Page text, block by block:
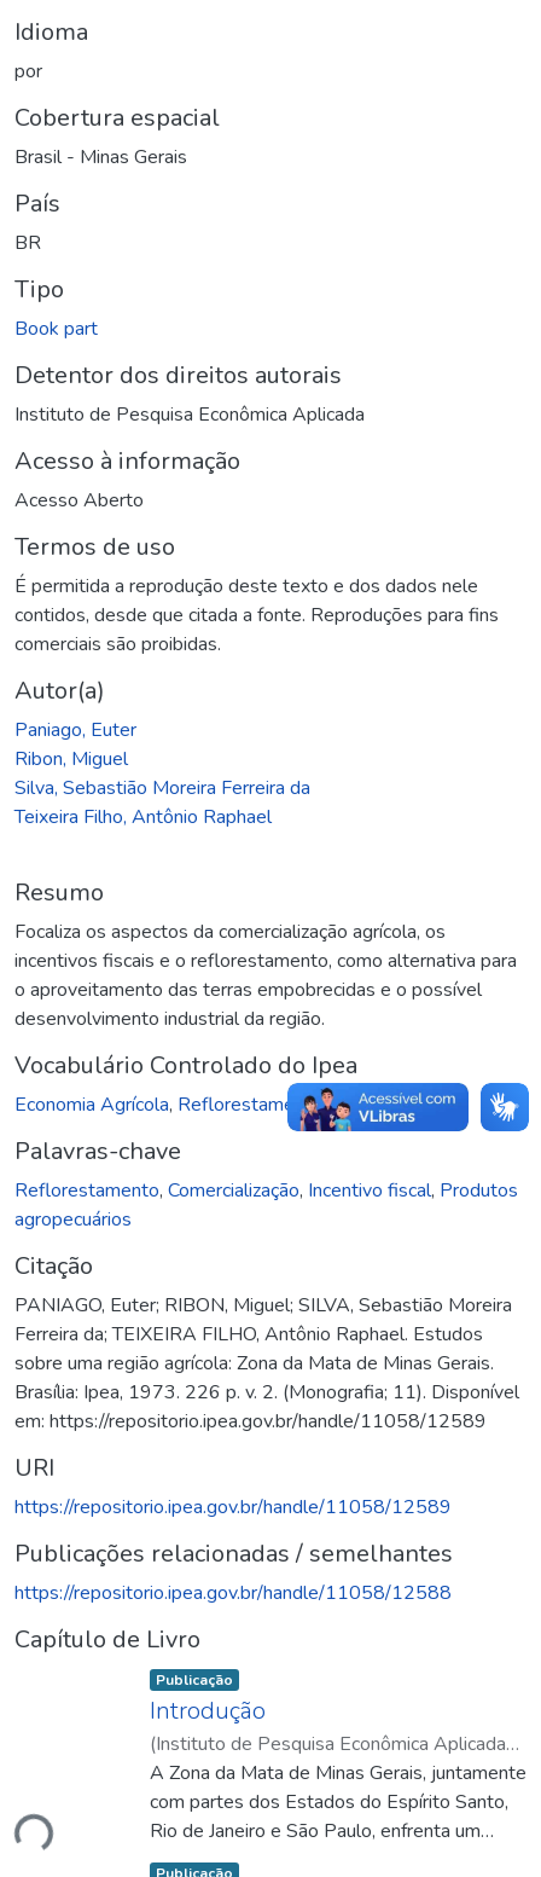
Idioma
por
Cobertura espacial
Brasil - Minas Gerais
País
BR
Tipo
Book part
Detentor dos direitos autorais
Instituto de Pesquisa Econômica Aplicada
Acesso à informação
Acesso Aberto
Termos de uso
É permitida a reprodução deste texto e dos dados nele
contidos, desde que citada a fonte. Reproduções para fins
comerciais são proibidas.
Autor(a)
Paniago, Euter
Ribon, Miguel
Silva, Sebastião Moreira Ferreira da
Teixeira Filho, Antônio Raphael
Resumo
Focaliza os aspectos da comercialização agrícola, os
incentivos fiscais e o reflorestamento, como alternativa para
o aproveitamento das terras empobrecidas e o possível
desenvolvimento industrial da região.
Vocabulário Controlado do Ipea
Economia Agrícola, Reflorestamento
Palavras-chave
Reflorestamento, Comercialização, Incentivo fiscal, Produtos
agropecuários
Citação
PANIAGO, Euter; RIBON, Miguel; SILVA, Sebastião Moreira
Ferreira da; TEIXEIRA FILHO, Antônio Raphael. Estudos
sobre uma região agrícola: Zona da Mata de Minas Gerais.
Brasília: Ipea, 1973. 226 p. v. 2. (Monografia; 11). Disponível
em: https://repositorio.ipea.gov.br/handle/11058/12589
URI
https://repositorio.ipea.gov.br/handle/11058/12589
Publicações relacionadas / semelhantes
https://repositorio.ipea.gov.br/handle/11058/12588
Capítulo de Livro
Item type:
Publicação ,
Introdução
(Instituto de Pesquisa Econômica Aplicada
(Ipea),1973)Patrick, George F.
A Zona da Mata de Minas Gerais, juntamente
com partes dos Estados do Espírito Santo,
Rio de Janeiro e São Paulo, enfrenta um
crescimento econômico retardado, mesmo
Item type:
Publicação ,